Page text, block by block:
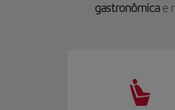
gastronômica e